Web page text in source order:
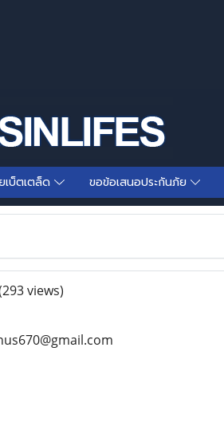
เบ็ตเตล็ด ขอข้อเสนอประกันภัย
views)